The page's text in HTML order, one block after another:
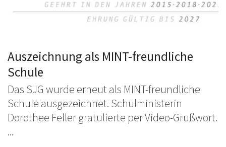
Auszeichnung als MINT-freundliche
Schule
Das SJG wurde erneut als MINT-freundliche
Schule ausgezeichnet. Schulministerin
Dorothee Feller gratulierte per Video-Grußwort.
...